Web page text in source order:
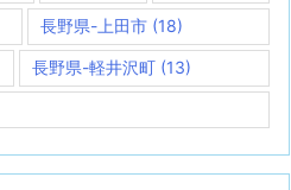
長野県-上田市(18)
長野県-軽井沢町 (13)